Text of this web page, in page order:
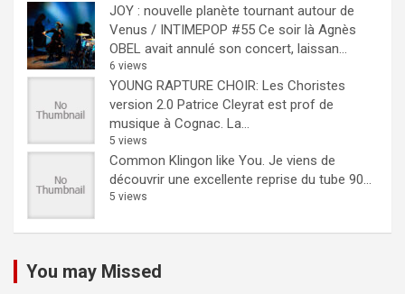
JOY : nouvelle planète tournant autour de
Venus / INTIMEPOP #55 Ce soir là Agnès
OBEL avait annulé son concert, laissan...
6 views
YOUNG RAPTURE CHOIR: Les Choristes
version 2.0 Patrice Cleyrat est prof de
musique à Cognac. La...
5 views
Common Klingon like You. Je viens de
découvrir une excellente reprise du tube 90...
5 views
You may Missed